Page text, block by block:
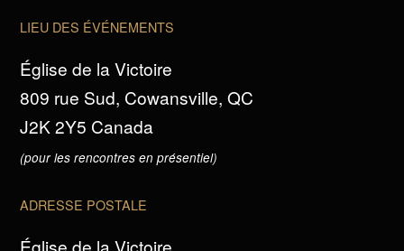
LIEU DES ÉVÉNEMENTS
Église de la Victoire
809 rue Sud, Cowansville, QC
J2K 2Y5 Canada
(pour les rencontres en présentiel)
ADRESSE POSTALE
Église de la Victoire